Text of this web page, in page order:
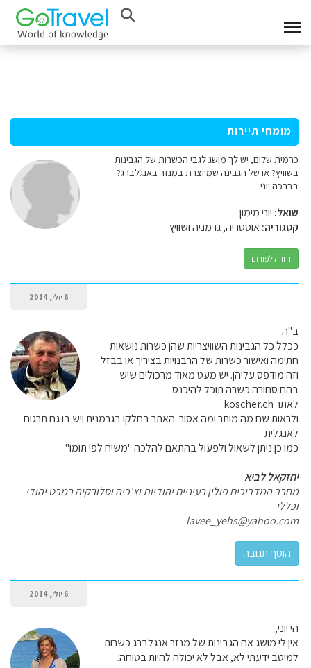
מומחי תיירות
כרמית שלום, יש לך מושג לגבי הכשרות של הגבינות
בשוויץ? או של הגבינה שמיוצרת במנזר באנגלברג?
בברכה יוני
שואל: יוני מימון
קטגוריה:אוסטריה, גרמניה ושוויץ
חזרה לפורום
6 יולי, 2014
ב"ה
ככלל כל הגבינות השוויצריות שהן כשרות נושאות
חתימה ואישור כשרות של הרבנויות בציריך או בבזל
וזה מודפס עליהן. יש מעט מאוד מרכולים שיש
בהם סחורה כשרה תוכל להיכנס
לאתר koscher.ch
ולראות שם מה מותר ומה אסור. האתר בחלקו בגרמנית ויש בו גם תרגום
לאנגלית
כמו כן ניתן לשאול ולפעול בהתאם להלכה "משיח לפי תומו"
יחזקאל לביא
מחבר המדריכים פולין בעיניים יהודיות וצ'כיה וסלובקיה במבט יהודי
וכללי
lavee_yehs@yahoo.com
6 יולי, 2014
הי יוני,
אין לי מושג אם הגבינות של מנזר אנגלברג כשרות.
למיטב ידעתי לא, אבל לא יכולה להיות בטוחה.